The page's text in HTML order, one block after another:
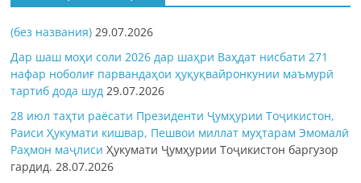
(без названия) 29.07.2026
Дар шаш моҳи соли 2026 дар шаҳри Ваҳдат нисбати 271
нафар ноболиғ парвандаҳои ҳуқуқвайронкунии маъмурӣ
тартиб дода шуд 29.07.2026
28 июл таҳти раёсати Президенти Ҷумҳурии Тоҷикистон,
Раиси Ҳукумати кишвар, Пешвои миллат муҳтарам Эмомалӣ
Раҳмон маҷлисиҲукумати Ҷумҳурии Тоҷикистон баргузор
гардид.28.07.2026